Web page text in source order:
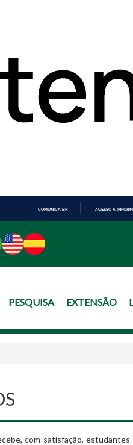
COMUNICA BR ACESSO À
PESQUISA EXTENSÃO
com satisfação,